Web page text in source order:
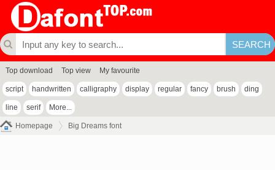
Top download Top view My favourite
script handwritten calligraphy display regular fancy brush ding
line serif More...
Homepage Big Dreams font